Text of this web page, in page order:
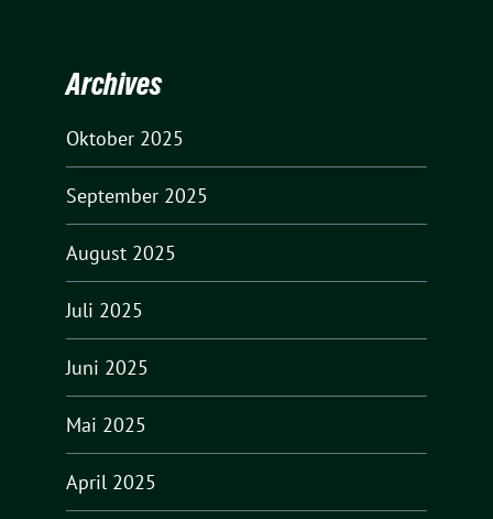
Archives
Oktober 2025
September 2025
August 2025
Juli 2025
Juni 2025
Mai 2025
April 2025